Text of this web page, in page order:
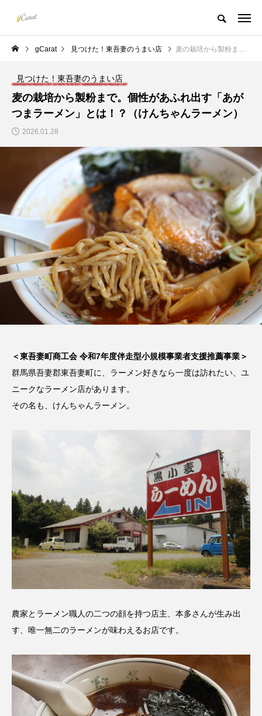
gCarat 見つけた！東吾妻のうまい店 麦の栽培から製粉まで。個性があふれ出す「あがつまラーメン」とは！？（けんちゃんラーメン）
見つけた！東吾妻のうまい店
麦の栽培から製粉まで。個性があふれ出す「あが
つまラーメン」とは！？（けんちゃんラーメン）
2026.01.28
＜東吾妻町商工会 令和7年度伴走型小規模事業者支援推薦事業＞
群馬県吾妻郡東吾妻町に、ラーメン好きなら一度は訪れたい、ユ
ニークなラーメン店があります。
その名も、けんちゃんラーメン。
農家とラーメン職人の二つの顔を持つ店主、本多さんが生み出
す、唯一無二のラーメンが味わえるお店です。